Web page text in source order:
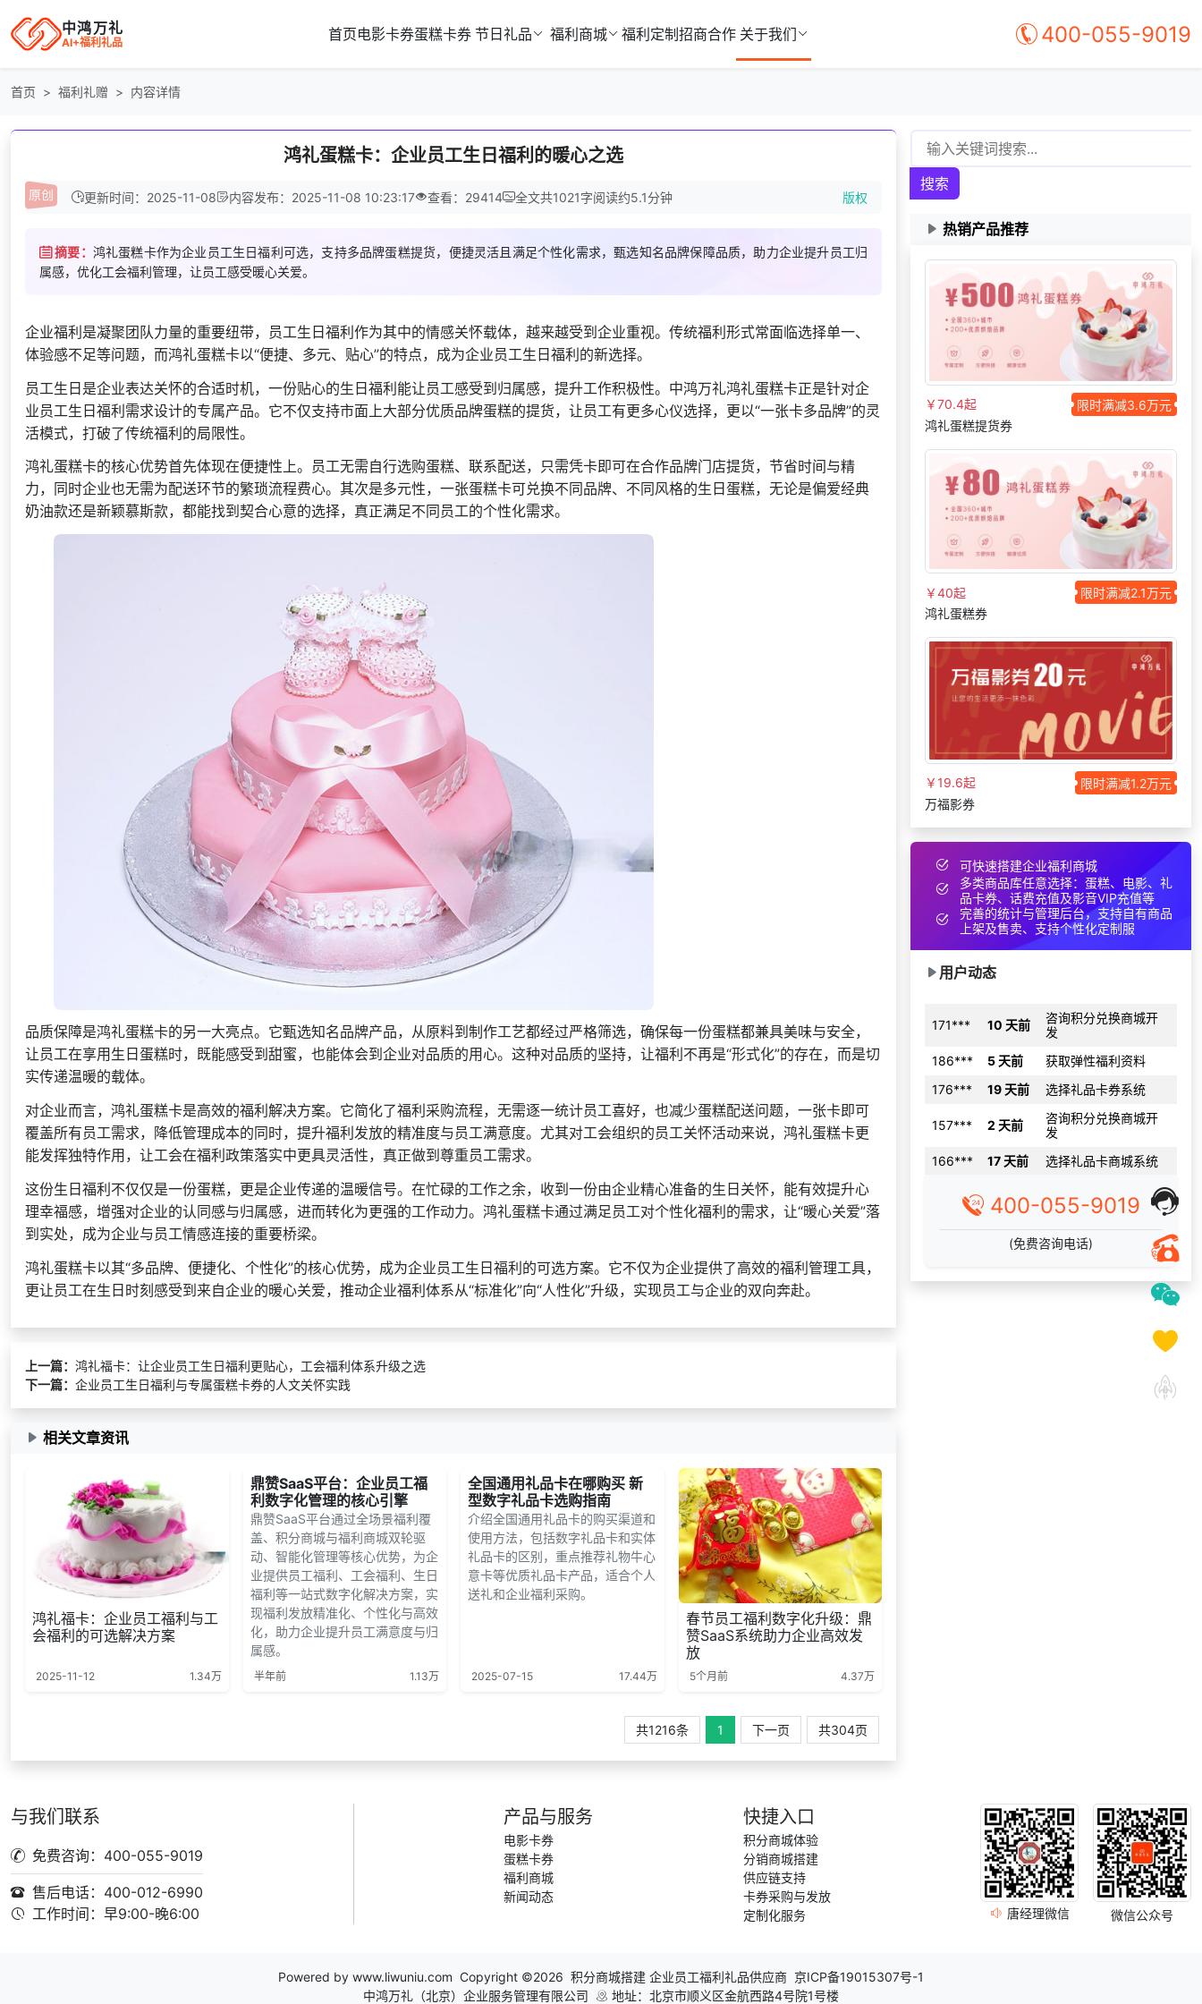
中鸿万礼
AI+福利礼品 首页电影卡券蛋糕卡券 节日礼品 福利商城 福利定制 招商合作 关于我们 400-055-9019
首页 福利礼赠 内容详情
鸿礼蛋糕卡：企业员工生日福利的暖心之选
更新时间：2025-11-08 内容发布：2025-11-08 10:23:17 查看：29414 全文共1021字阅读约5.1分钟 版权
摘要： 鸿礼蛋糕卡作为企业员工生日福利可选，支持多品牌蛋糕提货，便捷灵活且满足个性化需求，甄选知名品牌保障品质，助力企业提升员工归
属感，优化工会福利管理，让员工感受暖心关爱。
企业福利是凝聚团队力量的重要纽带，员工生日福利作为其中的情感关怀载体，越来越受到企业重视。传统福利形式常面临选择单一、
体验感不足等问题，而鸿礼蛋糕卡以“便捷、多元、贴心”的特点，成为企业员工生日福利的新选择。
员工生日是企业表达关怀的合适时机，一份贴心的生日福利能让员工感受到归属感，提升工作积极性。中鸿万礼鸿礼蛋糕卡正是针对企
业员工生日福利需求设计的专属产品。它不仅支持市面上大部分优质品牌蛋糕的提货，让员工有更多心仪选择，更以“一张卡多品牌”的灵
活模式，打破了传统福利的局限性。
鸿礼蛋糕卡的核心优势首先体现在便捷性上。员工无需自行选购蛋糕、联系配送，只需凭卡即可在合作品牌门店提货，节省时间与精
力，同时企业也无需为配送环节的繁琐流程费心。其次是多元性，一张蛋糕卡可兑换不同品牌、不同风格的生日蛋糕，无论是偏爱经典
奶油款还是新颖慕斯款，都能找到契合心意的选择，真正满足不同员工的个性化需求。
品质保障是鸿礼蛋糕卡的另一大亮点。它甄选知名品牌产品，从原料到制作工艺都经过严格筛选，确保每一份蛋糕都兼具美味与安全，
让员工在享用生日蛋糕时，既能感受到甜蜜，也能体会到企业对品质的用心。这种对品质的坚持，让福利不再是“形式化”的存在，而是切
实传递温暖的载体。
对企业而言，鸿礼蛋糕卡是高效的福利解决方案。它简化了福利采购流程，无需逐一统计员工喜好，也减少蛋糕配送问题，一张卡即可
覆盖所有员工需求，降低管理成本的同时，提升福利发放的精准度与员工满意度。尤其对工会组织的员工关怀活动来说，鸿礼蛋糕卡更
能发挥独特作用，让工会在福利政策落实中更具灵活性，真正做到尊重员工需求。
这份生日福利不仅仅是一份蛋糕，更是企业传递的温暖信号。在忙碌的工作之余，收到一份由企业精心准备的生日关怀，能有效提升心
理幸福感，增强对企业的认同感与归属感，进而转化为更强的工作动力。鸿礼蛋糕卡通过满足员工对个性化福利的需求，让“暖心关爱”落
到实处，成为企业与员工情感连接的重要桥梁。
鸿礼蛋糕卡以其“多品牌、便捷化、个性化”的核心优势，成为企业员工生日福利的可选方案。它不仅为企业提供了高效的福利管理工具，
更让员工在生日时刻感受到来自企业的暖心关爱，推动企业福利体系从“标准化”向“人性化”升级，实现员工与企业的双向奔赴。
上一篇： 鸿礼福卡：让企业员工生日福利更贴心，工会福利体系升级之选
下一篇： 企业员工生日福利与专属蛋糕卡券的人文关怀实践
相关文章资讯
鸿礼福卡：企业员工福利与工
会福利的可选解决方案
2025-11-12 1.34万
鼎赞SaaS平台：企业员工福
利数字化管理的核心引擎
鼎赞SaaS平台通过全场景福利覆
盖、积分商城与福利商城双轮驱
动、智能化管理等核心优势，为企
业提供员工福利、工会福利、生日
福利等一站式数字化解决方案，实
现福利发放精准化、个性化与高效
化，助力企业提升员工满意度与归
属感。
半年前 1.13万
全国通用礼品卡在哪购买 新
型数字礼品卡选购指南
介绍全国通用礼品卡的购买渠道和
使用方法，包括数字礼品卡和实体
礼品卡的区别，重点推荐礼物牛心
意卡等优质礼品卡产品，适合个人
送礼和企业福利采购。
2025-07-15 17.44万
春节员工福利数字化升级：鼎
赞SaaS系统助力企业高效发
放
5个月前 4.37万
共1216条 1 下一页 共304页
搜索
热销产品推荐
￥70.4起
限时满减3.6万元
鸿礼蛋糕提货券
￥40起
限时满减2.1万元
鸿礼蛋糕券
￥19.6起
限时满减1.2万元
万福影券
可快速搭建企业福利商城
多类商品库任意选择：蛋糕、电影、礼
品卡券、话费充值及影音VIP充值等
完善的统计与管理后台，支持自有商品
上架及售卖、支持个性化定制服
用户动态
139*** 13 天前
咨询供应商礼品
139***
了解福利商城平台
131***
索要福利礼品采购资
料
188***
24 天前
加入分销
197***
13 天前
申请按需体验系统
6 天前
152***
23 天前
发
获取弹性福利资料
19 天前 选择礼品卡券系统
咨询积分兑换商城开
发
选择礼品卡商城系统
10 天前
选择工会福利系统
166***
17 天前
获取弹性福利资料
145***
9 天前
加入礼品平台
索要福利礼品采购资
139*** 13 天前
咨询供应商礼品
139***
18 天前
了解福利商城平台
131***
10 天前 加入礼品平台
138*** 17 天前
索要福利礼品采购资
188***
24 天前
加入分销
197***
申请按需体验系统
152***
23 天前 加入礼品平台
171*** 10 天前
咨询积分兑换商城开
186***
5 天前
获取弹性福利资料
176***
19 天前 选择礼品卡券系统
157***
咨询积分兑换商城开
166***
17 天前
选择礼品卡商城系统
177***
10 天前
选择工会福利系统
166***
17 天前
获取弹性福利资料
9 天前 加入礼品平台
400-055-9019
(免费咨询电话)
与我们联系
免费咨询：400-055-9019
售后电话：400-012-6990
工作时间：早9:00-晚6:00
产品与服务
电影卡券
蛋糕卡券
福利商城
新闻动态
快捷入口
积分商城体验
分销商城搭建
供应链支持
卡券采购与发放
定制化服务
唐经理微信 微信公众号
Powered by www.liwuniu.com Copyright ©2026 积分商城搭建 企业员工福利礼品供应商 京ICP备19015307号-1
中鸿万礼（北京）企业服务管理有限公司
地址：北京市顺义区金航西路4号院1号楼